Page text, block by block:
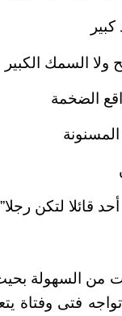
ولا السمك الكبير
الضخمة
قائلا لتكن رجلا”
من السهولة
فتى وفتاة